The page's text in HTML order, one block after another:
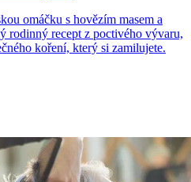
omáčku s hovězím masem a
rodinný recept z poctivého vývaru,
koření, který si zamilujete.